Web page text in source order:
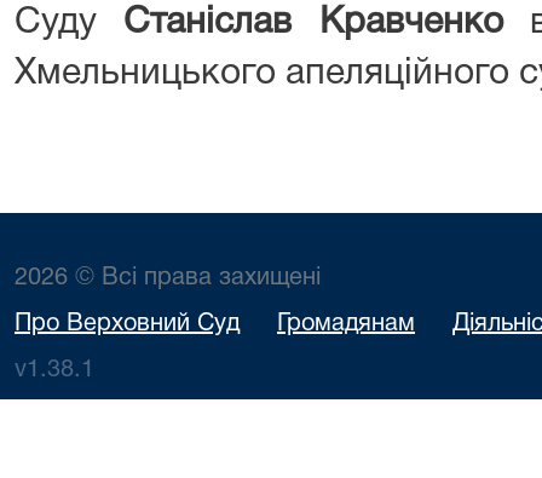
Суду Станіслав Кравченков
Хмельницького апеляційного
2026 © Всі права захищені
Про Верховний Суд Громадянам
v1.38.1